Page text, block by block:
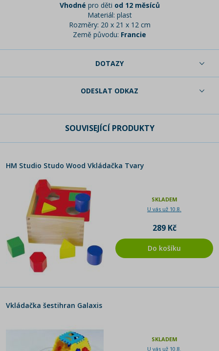
Vhodné pro děti od 12 měsíců
Materiál: plast
Rozměry: 20 x 21 x 12 cm
Země původu: Francie
DOTAZY
ODESLAT ODKAZ
SOUVISEJÍCÍ PRODUKTY
HM Studio Studo Wood Vkládačka Tvary
SKLADEM
U vás už 10.8.
289 Kč
Do košíku
Vkládačka šestihran Galaxis
SKLADEM
U vás už 10.8.